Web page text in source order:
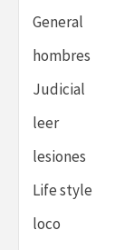
General
hombres
Judicial
leer
lesiones
Life style
loco